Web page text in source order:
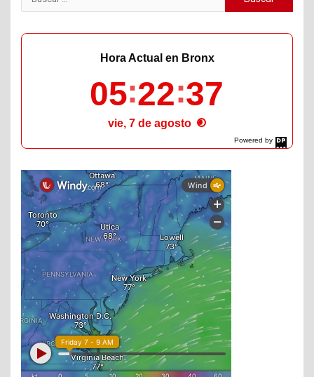
Powered by
DaysPedia.com
Hora Actual en Bronx
05 22 38
vie, 7 de agosto